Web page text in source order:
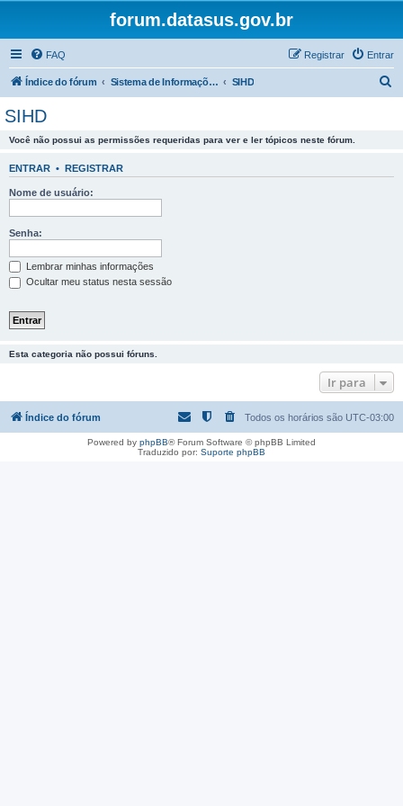
forum.datasus.gov.br
FAQ Entrar
Registrar
Índice do fórum Sistema de Informações Ambulatoriais e Hospitalares do SUS. SIHD
SIHD
Você não possui as permissões requeridas para ver e ler tópicos neste fórum.
ENTRAR • REGISTRAR
Nome de usuário:
Senha:
Lembrar minhas informações
Ocultar meu status nesta sessão
Esta categoria não possui fóruns.
Ir para
Índice do fórum Todos os horários são UTC-03:00
Powered by phpBB® Forum Software © phpBB Limited
Traduzido por: Suporte phpBB